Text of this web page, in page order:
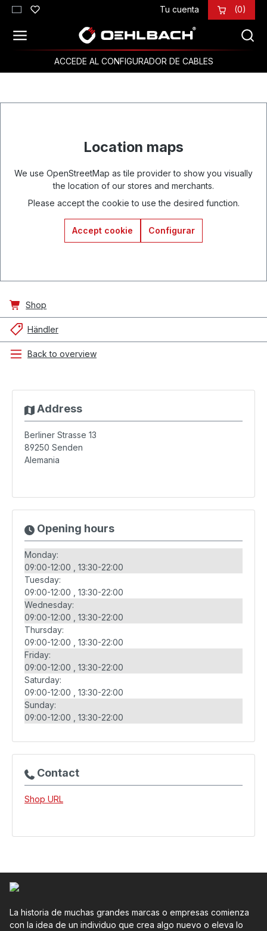
Saltar al contenido principal Tu cuenta (0)
ACCEDE AL CONFIGURADOR DE CABLES
Location maps
We use OpenStreetMap as tile provider to show you visually
the location of our stores and merchants.
Please accept the cookie to use the desired function.
Accept cookie Configurar
Shop
Händler
Back to overview
Address
Berliner Strasse 13
89250 Senden
Alemania
Opening hours
Monday:
09:00-12:00
13:30-22:00
Tuesday:
09:00-12:00
13:30-22:00
Wednesday:
09:00-12:00
13:30-22:00
Thursday:
09:00-12:00
13:30-22:00
Friday:
09:00-12:00
13:30-22:00
Saturday:
09:00-12:00
13:30-22:00
Sunday:
09:00-12:00
13:30-22:00
Contact
Shop URL
La historia de muchas grandes marcas o empresas comienza
con la idea de un individuo que crea algo nuevo o eleva lo